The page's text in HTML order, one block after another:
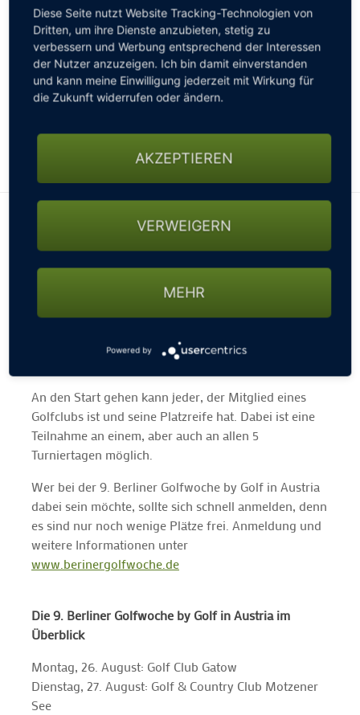
Sieger Netto eine Reise nach Österreich. Für den
Gesamtsieg werden die besten zwei Netto-
Ergebnisse addiert.
Die 9. Berliner Golfwoche byGolf in Austria
hält nicht
die das Turnierereignis bereits kennen, wieder Neues
An den Start gehen kann jeder, der Mitglied eines
Golfclubs ist und seine Platzreife hat. Dabei ist eine
Teilnahme an einem, aber auch an allen 5
Turniertagen möglich.
Wer bei der 9. Berliner Golfwoche by Golf in Austria
dabei sein möchte, sollte sich schnell anmelden, denn
es sind nur noch wenige Plätze frei. Anmeldung und
weitere Informationen unter
www.berinergolfwoche.de
Die 9. Berliner Golfwoche by Golf in Austria im
Überblick
Montag, 26. August: Golf Club Gatow
Dienstag, 27. August: Golf & Country Club Motzener
See
Diese Seite nutzt Website Tracking-Technologien von
Dritten, um ihre Dienste anzubieten, stetig zu
verbessern und Werbung entsprechend der Interessen
der Nutzer anzuzeigen. Ich bin damit einverstanden
und kann meine Einwilligung jederzeit mit Wirkung für
die Zukunft widerrufen oder ändern.
AKZEPTIEREN
VERWEIGERN
MEHR
Powered by